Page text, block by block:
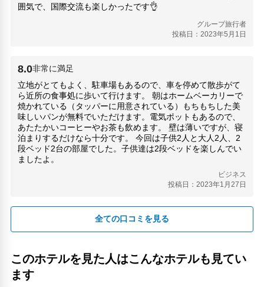
囲気で、国際交流も楽しかったです👌
グループ旅行者
投稿日：2023年5月1日
8.0非常に満足
立地がとてもよく、駐車場もあるので、車を停めて散歩がて
ら近所の食事処に歩いて行けます。 朝はホームベーカリーで
焼かれている（タッパーに用意されている）もちもちした美
味しいパンが無料でいただけます。電気ポットもあるので、
あたたかいコーヒーやお茶も飲めます。 壁は薄いですが、寝
泊まりするだけなら十分です。 今回は子供2人と大人2人、2
段ベッド2台の部屋でした。子供達は2段ベッドを楽しんでい
ましたよ。
ビジネス
投稿日：2023年1月27日
全ての口コミを見る
このホテルを見た人はこんなホテルも見てい
ます